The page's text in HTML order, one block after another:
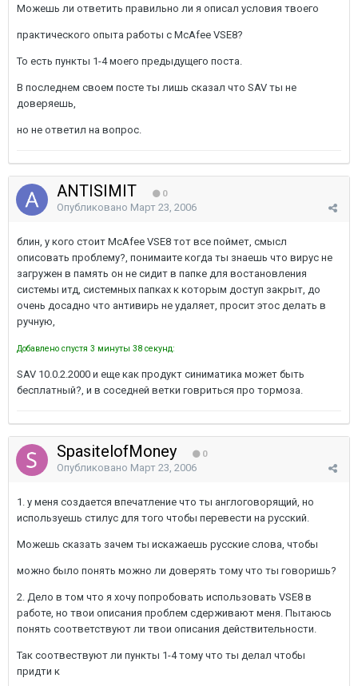
Можешь ли ответить правильно ли я описал условия твоего
практического опыта работы с McAfee VSE8?
То есть пункты 1-4 моего предыдущего поста.
В последнем своем посте ты лишь сказал что SAV ты не
доверяешь,
но не ответил на вопрос.
ANTISIMIT 0
Опубликовано Март 23, 2006
блин, у кого стоит McAfee VSE8 тот все поймет, смысл
описовать проблему?, понимаите когда ты знаешь что вирус не
загружен в память он не сидит в папке для востановления
системы итд, системных папках к которым доступ закрыт, до
очень досадно что антивирь не удаляет, просит этос делать в
ручную,
Добавлено спустя 3 минуты 38 секунд:
SAV 10.0.2.2000 и еще как продукт синиматика может быть
бесплатный?, и в соседней ветки говриться про тормоза.
SpasitelofMoney 0
Опубликовано Март 23, 2006
1. у меня создается впечатление что ты англоговорящий, но
используешь стилус для того чтобы перевести на русский.
Можешь сказать зачем ты искажаешь русские слова, чтобы
можно было понять можно ли доверять тому что ты говоришь?
2. Дело в том что я хочу попробовать использовать VSE8 в
работе, но твои описания проблем сдерживают меня. Пытаюсь
понять соответствуют ли твои описания действительности.
Так соотвествуют ли пункты 1-4 тому что ты делал чтобы
придти к